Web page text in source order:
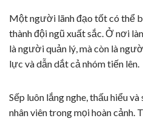
Một người lãnh đạo tốt có thể
thành đội ngũ xuất sắc. Ở nơi
là người quản lý, mà còn là
lực và dẫn dắt cả nhóm tiến lên.
Sếp luôn lắng nghe, thấu hiểu và
nhân viên trong mọi hoàn cảnh.